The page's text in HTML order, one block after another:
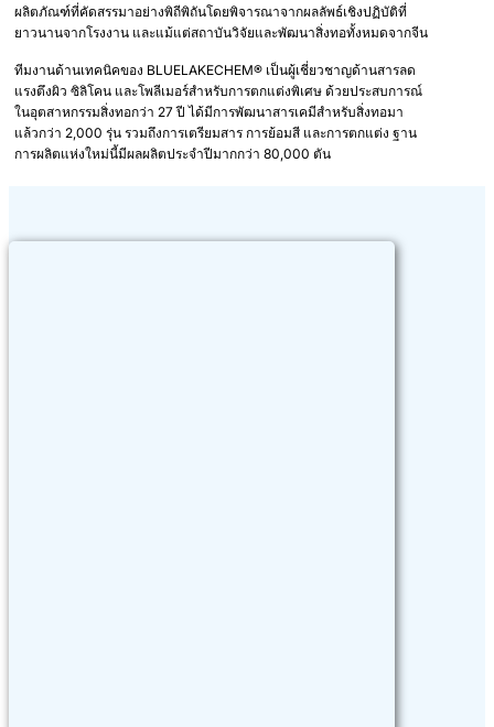
ผลิตภัณฑ์ที่คัดสรรมาอย่างพิถีพิถันโดยพิจารณาจากผลลัพธ์เชิงปฏิบัติที่
ยาวนานจากโรงงาน และแม้แต่สถาบันวิจัยและพัฒนาสิ่งทอทั้งหมดจากจีน
ทีมงานด้านเทคนิคของ BLUELAKECHEM® เป็นผู้เชี่ยวชาญด้านสารลด
แรงตึงผิว ซิลิโคน และโพลีเมอร์สำหรับการตกแต่งพิเศษ ด้วยประสบการณ์
ในอุตสาหกรรมสิ่งทอกว่า 27 ปี ได้มีการพัฒนาสารเคมีสำหรับสิ่งทอมา
แล้วกว่า 2,000 รุ่น รวมถึงการเตรียมสาร การย้อมสี และการตกแต่ง ฐาน
การผลิตแห่งใหม่นี้มีผลผลิตประจำปีมากกว่า 80,000 ตัน